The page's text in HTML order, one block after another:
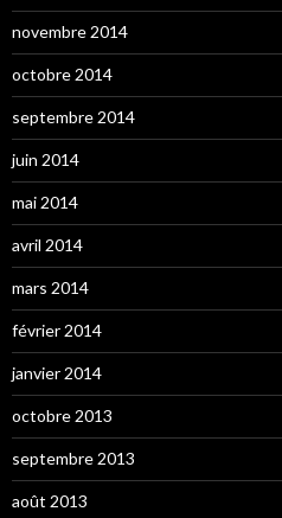
novembre 2014
octobre 2014
septembre 2014
juin 2014
mai 2014
avril 2014
mars 2014
février 2014
janvier 2014
octobre 2013
septembre 2013
août 2013